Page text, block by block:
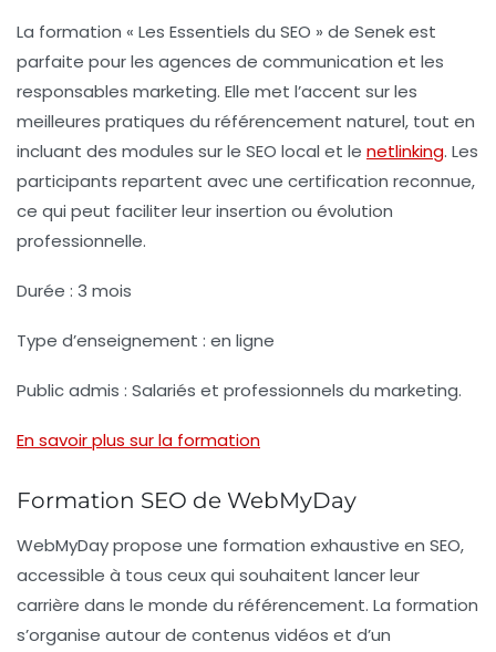
La formation « Les Essentiels du SEO » de Senek est
parfaite pour les agences de communication et les
responsables marketing. Elle met l’accent sur les
meilleures pratiques du référencement naturel, tout en
incluant des modules sur le SEO local et le netlinking. Les
participants repartent avec une certification reconnue,
ce qui peut faciliter leur insertion ou évolution
professionnelle.
Durée : 3 mois
Type d’enseignement : en ligne
Public admis : Salariés et professionnels du marketing.
En savoir plus sur la formation
Formation SEO de WebMyDay
WebMyDay propose une formation exhaustive en SEO,
accessible à tous ceux qui souhaitent lancer leur
carrière dans le monde du référencement. La formation
s’organise autour de contenus vidéos et d’un